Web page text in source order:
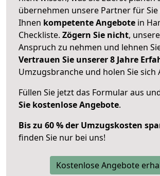
übernehmen unsere Partner für
Ihnen kompetente Angebote in
Checkliste. Zögern Sie nicht,
Anspruch zu nehmen und lehnen
Vertrauen Sie unserer 8 Jahre
Umzugsbranche und holen Sie sich
Füllen Sie jetzt das Formular aus
Sie kostenlose Angebote.
Bis zu 60 % der Umzugskosten
finden Sie nur bei uns!
Kostenlose Angebote